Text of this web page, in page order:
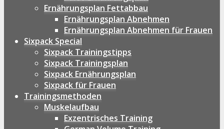
Ernährungsplan Fettabbau
Ernährungsplan Abnehmen
Ernährungsplan Abnehmen für Frauen
Sixpack Special
Sixpack Trainingstipps
Sixpack Trainingsplan
Sixpack Ernährungsplan
Sixpack für Frauen
Trainingsmethoden
Muskelaufbau
Exzentrisches Training